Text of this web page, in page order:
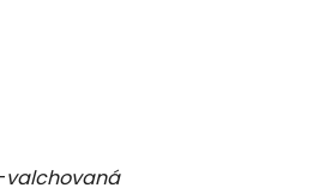
valchovaná